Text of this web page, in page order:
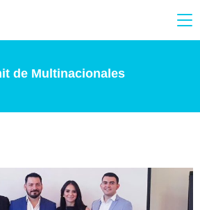
de Multinacionales